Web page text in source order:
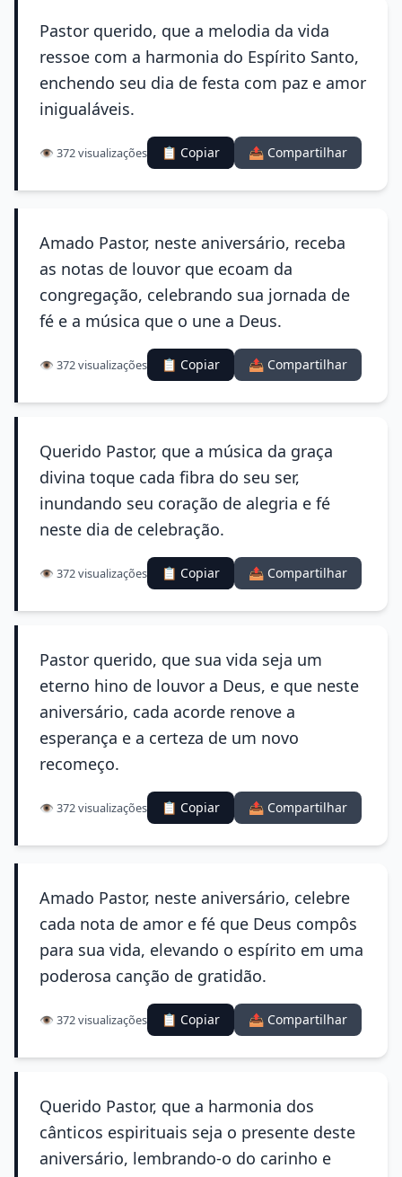
Pastor querido, que a melodia da vida
ressoe com a harmonia do Espírito Santo,
enchendo seu dia de festa com paz e amor
inigualáveis.
👁️ 372 visualizações 📋 Copiar 📤 Compartilhar
Amado Pastor, neste aniversário, receba
as notas de louvor que ecoam da
congregação, celebrando sua jornada de
fé e a música que o une a Deus.
👁️ 372 visualizações 📋 Copiar 📤 Compartilhar
Querido Pastor, que a música da graça
divina toque cada fibra do seu ser,
inundando seu coração de alegria e fé
neste dia de celebração.
👁️ 372 visualizações 📋 Copiar 📤 Compartilhar
Pastor querido, que sua vida seja um
eterno hino de louvor a Deus, e que neste
aniversário, cada acorde renove a
esperança e a certeza de um novo
recomeço.
👁️ 372 visualizações 📋 Copiar 📤 Compartilhar
Amado Pastor, neste aniversário, celebre
cada nota de amor e fé que Deus compôs
para sua vida, elevando o espírito em uma
poderosa canção de gratidão.
👁️ 372 visualizações 📋 Copiar 📤 Compartilhar
Querido Pastor, que a harmonia dos
cânticos espirituais seja o presente deste
aniversário, lembrando-o do carinho e